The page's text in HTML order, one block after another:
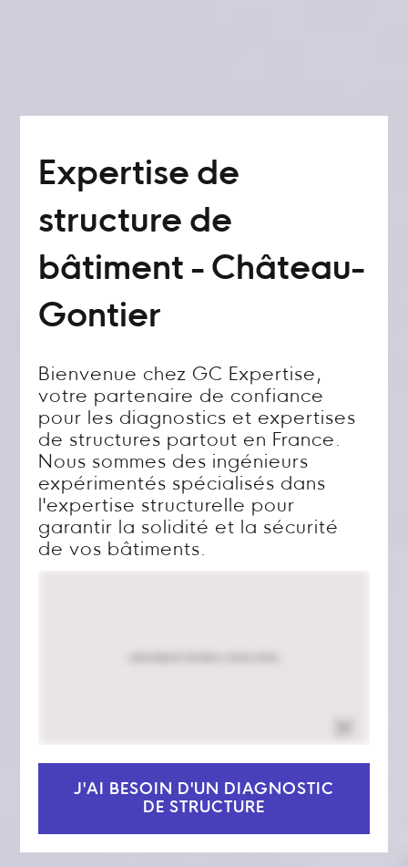
Expertise de
structure de
bâtiment - Château-
Gontier
Bienvenue chez GC Expertise,
votre partenaire de confiance
pour les diagnostics et expertises
de structures partout en France.
Nous sommes des ingénieurs
expérimentés spécialisés dans
l'expertise structurelle pour
garantir la solidité et la sécurité
de vos bâtiments.
J'AI BESOIN D'UN DIAGNOSTIC
DE STRUCTURE